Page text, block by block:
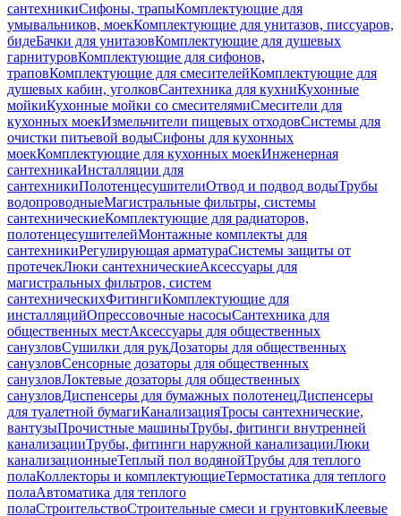
сантехникиСифоны, трапыКомплектующие для
умывальников, моекКомплектующие для унитазов, писсуаров,
бидеБачки для унитазовКомплектующие для душевых
гарнитуровКомплектующие для сифонов,
траповКомплектующие для смесителейКомплектующие для
душевых кабин, уголковСантехника для кухниКухонные
мойкиКухонные мойки со смесителямиСмесители для
кухонных моекИзмельчители пищевых отходовСистемы для
очистки питьевой водыСифоны для кухонных
моекКомплектующие для кухонных моекИнженерная
сантехникаИнсталляции для
сантехникиПолотенцесушителиОтвод и подвод водыТрубы
водопроводныеМагистральные фильтры, системы
сантехническиеКомплектующие для радиаторов,
полотенцесушителейМонтажные комплекты для
сантехникиРегулирующая арматураСистемы защиты от
протечекЛюки сантехническиеАксессуары для
магистральных фильтров, систем
сантехническихФитингиКомплектующие для
инсталляцийОпрессовочные насосыСантехника для
общественных местАксессуары для общественных
санузловСушилки для рукДозаторы для общественных
санузловСенсорные дозаторы для общественных
санузловЛоктевые дозаторы для общественных
санузловДиспенсеры для бумажных полотенецДиспенсеры
для туалетной бумагиКанализацияТросы сантехнические,
вантузыПрочистные машиныТрубы, фитинги внутренней
канализацииТрубы, фитинги наружной канализацииЛюки
канализационныеТеплый пол водянойТрубы для теплого
полаКоллекторы и комплектующиеТермостатика для теплого
полаАвтоматика для теплого
полаСтроительствоСтроительные смеси и грунтовкиКлеевые